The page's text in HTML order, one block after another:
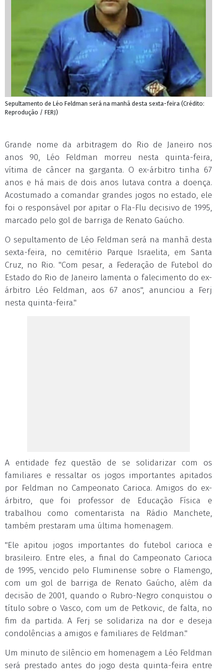
Sepultamento de Léo Feldman será na manhã desta sexta-feira (Crédito:
Reprodução / FERJ)
Grande nome da arbitragem do Rio de Janeiro nos
anos 90, Léo Feldman morreu nesta quinta-feira,
vítima de câncer na garganta. O ex-árbitro tinha 67
anos e há mais de dois anos lutava contra a doença.
Acostumado a comandar grandes jogos no estado, ele
foi o responsável por apitar o Fla-Flu decisivo de 1995,
marcado pelo gol de barriga de Renato Gaúcho.
O sepultamento de Léo Feldman será na manhã desta
sexta-feira, no cemitério Parque Israelita, em Santa
Cruz, no Rio. "Com pesar, a Federação de Futebol do
Estado do Rio de Janeiro lamenta o falecimento do ex-
árbitro Léo Feldman, aos 67 anos", anunciou a Ferj
nesta quinta-feira."
A entidade fez questão de se solidarizar com os
familiares e ressaltar os jogos importantes apitados
por Feldman no Campeonato Carioca. Amigos do ex-
árbitro, que foi professor de Educação Física e
trabalhou como comentarista na Rádio Manchete,
também prestaram uma última homenagem.
"Ele apitou jogos importantes do futebol carioca e
brasileiro. Entre eles, a final do Campeonato Carioca
de 1995, vencido pelo Fluminense sobre o Flamengo,
com um gol de barriga de Renato Gaúcho, além da
decisão de 2001, quando o Rubro-Negro conquistou o
título sobre o Vasco, com um de Petkovic, de falta, no
fim da partida. A Ferj se solidariza na dor e deseja
condolências a amigos e familiares de Feldman."
Um minuto de silêncio em homenagem a Léo Feldman
será prestado antes do jogo desta quinta-feira entre